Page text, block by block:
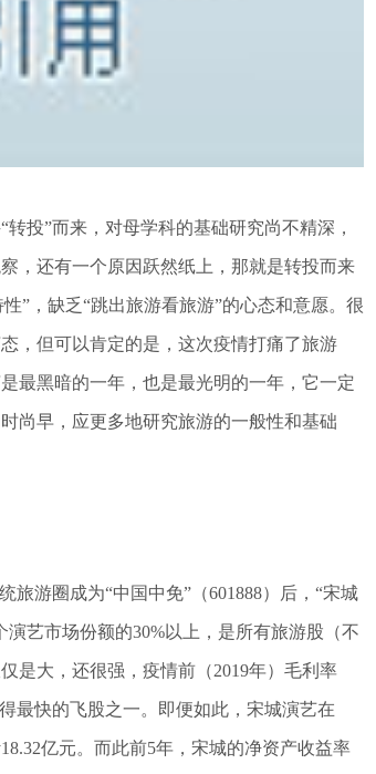
投”而来，对母学科的基础研究尚不精深，
，还有一个原因跃然纸上，那就是转投而来
”，缺乏“跳出旅游看旅游”的心态和意愿。很
，但可以肯定的是，这次疫情打痛了旅游
最黑暗的一年，也是最光明的一年，它一定
尚早，应更多地研究旅游的一般性和基础
游圈成为“中国中免”（601888）后，“宋城
艺市场份额的30%以上，是所有旅游股（不
是大，还很强，疫情前（2019年）毛利率
最快的飞股之一。即便如此，宋城演艺在
亿元。而此前5年，宋城的净资产收益率